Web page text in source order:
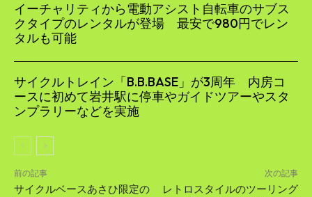
イーチャリティから電動アシスト自転車のサブス
クタイプのレンタルが登場 最安で980円でレン
タルも可能
サイクルトレイン「B.B.BASE」が3周年 内房コ
ースに初めて岩井駅に停車やガイドツアーやスタ
ンプラリーなどを実施
前の記事
サイクルベースあさひ限定の
次の記事
レトロスタイルのツーリング